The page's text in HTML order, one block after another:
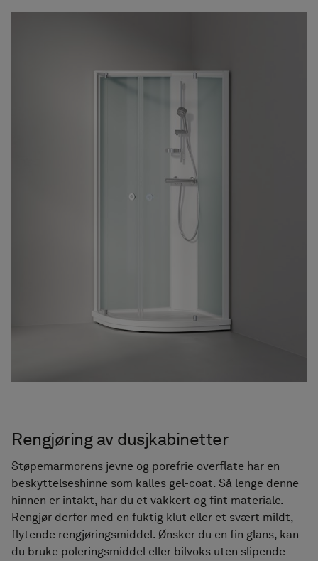
Rengjøring av dusjkabinetter
Støpemarmorens jevne og porefrie overflate har en
beskyttelseshinne som kalles gel-coat. Så lenge denne
hinnen er intakt, har du et vakkert og fint materiale.
Rengjør derfor med en fuktig klut eller et svært mildt,
flytende rengjøringsmiddel. Ønsker du en fin glans, kan
du bruke poleringsmiddel eller bilvoks uten slipende